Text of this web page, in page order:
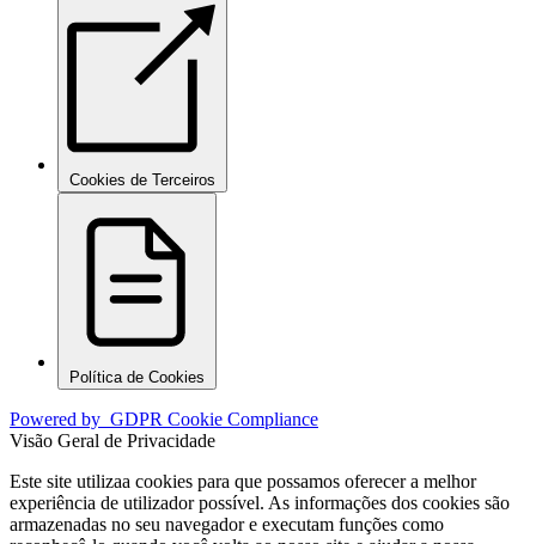
Cookies de Terceiros
Política de Cookies
Powered by GDPR Cookie Compliance
Visão Geral de Privacidade
Este site utilizaa cookies para que possamos oferecer a melhor
experiência de utilizador possível. As informações dos cookies são
armazenadas no seu navegador e executam funções como